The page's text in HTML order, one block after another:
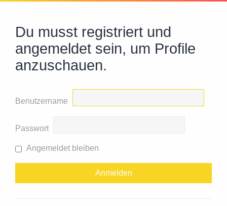
Du musst registriert und
angemeldet sein, um Profile
anzuschauen.
Benutzername
Passwort
Angemeldet bleiben